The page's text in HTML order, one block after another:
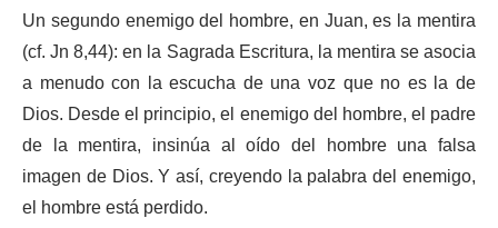
Un segundo enemigo del hombre, en Juan, es la mentira
(cf. Jn 8,44): en la Sagrada Escritura, la mentira se asocia
a menudo con la escucha de una voz que no es la de
Dios. Desde el principio, el enemigo del hombre, el padre
de la mentira, insinúa al oído del hombre una falsa
imagen de Dios. Y así, creyendo la palabra del enemigo,
el hombre está perdido.